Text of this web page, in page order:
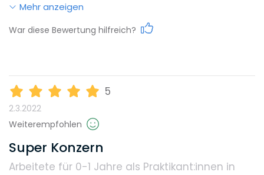
Gehalt
Weiterbildungsmöglichkeiten
Mehr anzeigen
War diese Bewertung hilfreich?
5
2.3.2022
Weiterempfohlen
Super Konzern
Arbeitete für 0-1 Jahre als Praktikant:innen in